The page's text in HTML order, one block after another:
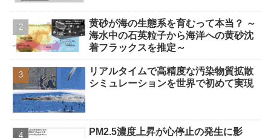
黄砂が海の生態系を育むって本当？ ～
海水中の石英粒子から海洋への黄砂沈
着フラックスを推定～
リアルタイムで高精度な汚染物質拡散
シミュレーションを世界で初めて実現
PM2.5濃度上昇が心停止の発生に影